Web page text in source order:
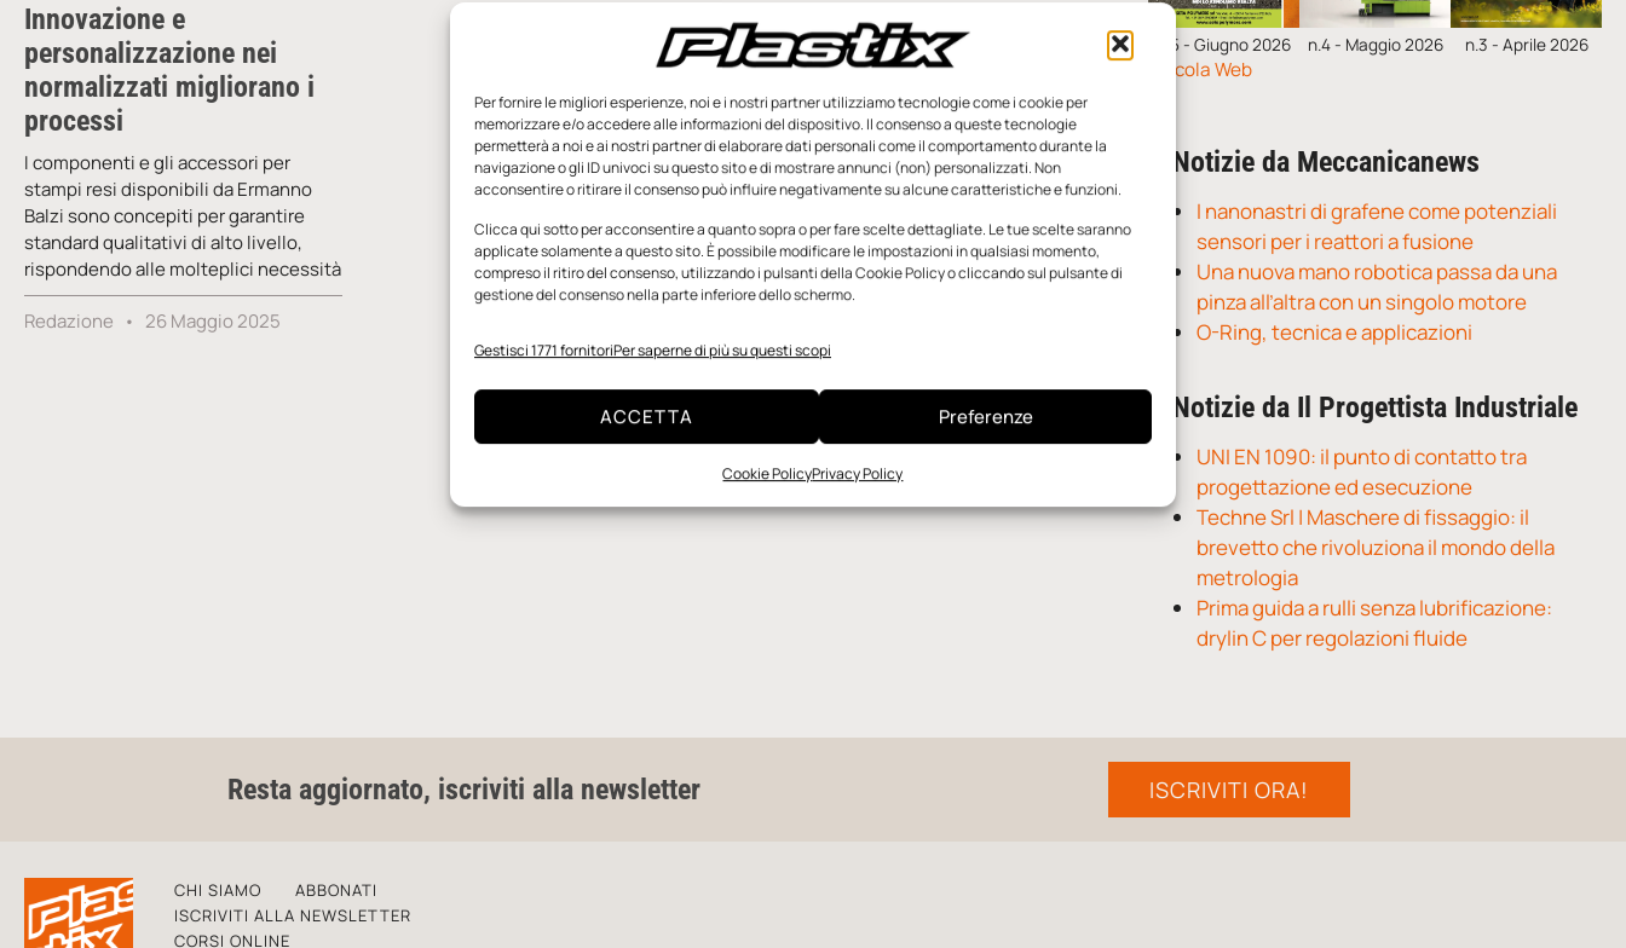
Per fornire le migliori esperienze, noi e i nostri partner utilizziamo tecnologie come i cookie per
memorizzare e/o accedere alle informazioni del dispositivo. Il consenso a queste tecnologie
permetterà a noi e ai nostri partner di elaborare dati personali come il comportamento durante la
navigazione o gli ID univoci su questo sito e di mostrare annunci (non) personalizzati. Non
acconsentire o ritirare il consenso può influire negativamente su alcune caratteristiche e funzioni.
Clicca qui sotto per acconsentire a quanto sopra o per fare scelte dettagliate. Le tue scelte saranno
applicate solamente a questo sito. È possibile modificare le impostazioni in qualsiasi momento,
compreso il ritiro del consenso, utilizzando i pulsanti della Cookie Policy o cliccando sul pulsante di
gestione del consenso nella parte inferiore dello schermo.
Gestisci 1771 fornitoriPer saperne di più su questi scopi
ACCETTA Preferenze
Cookie PolicyPrivacy Policy
Innovazione e
personalizzazione nei
normalizzati migliorano i
processi
I componenti e gli accessori per
stampi resi disponibili da Ermanno
Balzi sono concepiti per garantire
standard qualitativi di alto livello,
rispondendo alle molteplici necessità
Redazione 26 Maggio 2025
n.5 - Giugno 2026 n.4 - Maggio 2026 n.3 - Aprile 2026
Edicola Web
Notizie da Meccanicanews
I nanonastri di grafene come potenziali
sensori per i reattori a fusione
Una nuova mano robotica passa da una
pinza all’altra con un singolo motore
O-Ring, tecnica e applicazioni
Notizie da Il Progettista Industriale
UNI EN 1090: il punto di contatto tra
progettazione ed esecuzione
Techne Srl | Maschere di fissaggio: il
brevetto che rivoluziona il mondo della
metrologia
Prima guida a rulli senza lubrificazione:
drylin C per regolazioni fluide
Resta aggiornato, iscriviti alla newsletter ISCRIVITI ORA!
CHI SIAMO
ABBONATI
ISCRIVITI ALLA NEWSLETTER
CORSI ONLINE